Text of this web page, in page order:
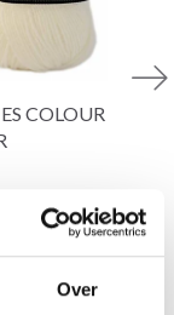
Over
COLOUR
les options